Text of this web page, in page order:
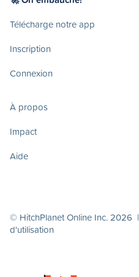
Télécharge notre app
Inscription
Connexion
À propos
Impact
Aide
© HitchPlanet Online Inc. 2026 |
d'utilisation